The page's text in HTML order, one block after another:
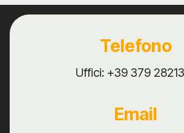
Telefono
Uffici: +39 379
Email